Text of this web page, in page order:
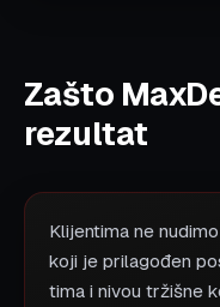
Zašto
rezultat
Klijentima ne
koji je prilagođen
tima i nivou tržišne